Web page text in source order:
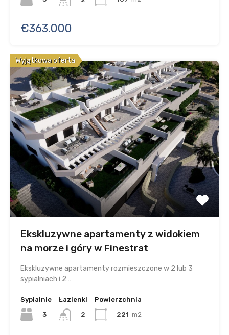
€363.000
Wyjątkowa oferta
Ekskluzywne apartamenty z widokiem
na morze i góry w Finestrat
Ekskluzywne apartamenty rozmieszczone w 2 lub 3
sypialniach i 2…
Sypialnie
3
Łazienki
2
Powierzchnia
221 m2